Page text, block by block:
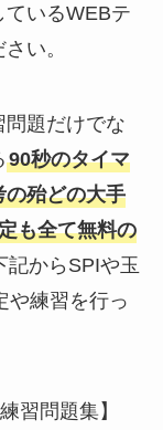
ているWEBテ
い。
問題だけでな
90秒のタイマ
の殆どの大手
も全て無料の
記からSPIや玉
や練習を行っ
習問題集】